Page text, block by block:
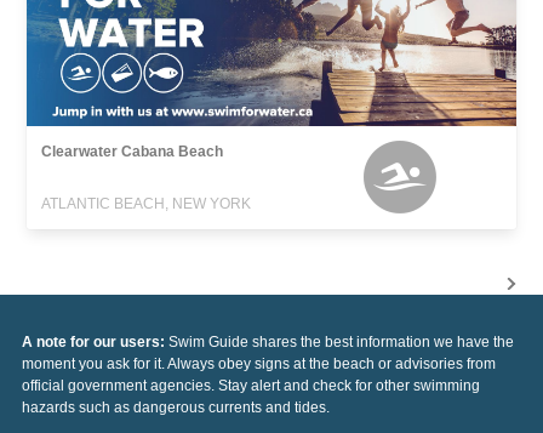
Clearwater Cabana Beach
ATLANTIC BEACH, NEW YORK
A note for our users: Swim Guide shares the best information we have the
moment you ask for it. Always obey signs at the beach or advisories from
official government agencies. Stay alert and check for other swimming
hazards such as dangerous currents and tides.